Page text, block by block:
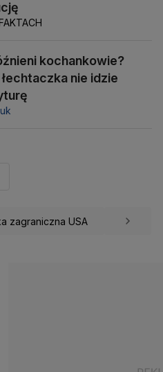
kochankowie?
nie idzie
zagraniczna USA